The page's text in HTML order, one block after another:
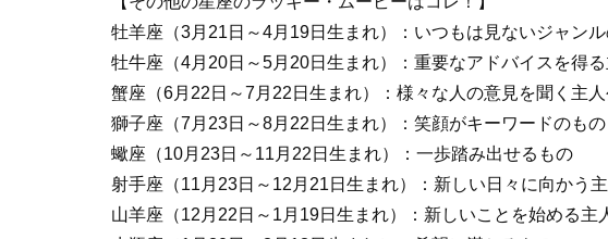
牡羊座（3月21日～4月19日生まれ）：いつもは見ないジャン
牡牛座（4月20日～5月20日生まれ）：重要なアドバイスを得
蟹座（6月22日～7月22日生まれ）：様々な人の意見を聞く主
獅子座（7月23日～8月22日生まれ）：笑顔がキーワードのもの
蠍座（10月23日～11月22日生まれ）：一歩踏み出せるもの
射手座（11月23日～12月21日生まれ）：新しい日々に向かう
山羊座（12月22日～1月19日生まれ）：新しいことを始める主